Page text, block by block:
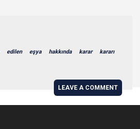
edilen eşya hakkında karar kararı
LEAVE A COMMENT